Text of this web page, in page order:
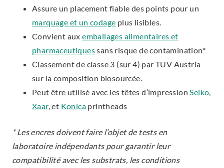
Assure un placement fiable des points pour un
marquage et un codage plus lisibles.
Convient auxemballages alimentaires et
pharmaceutiquessans risque de contamination*
Classement de classe 3 (sur 4) par TUV Austria
sur la composition biosourcée.
Peut être utilisé avec les têtes d’impressionSeiko,
Xaar, et Konica printheads
* Les encres doivent faire l’objet de tests en
laboratoire indépendants pour garantir leur
compatibilité avec les substrats, les conditions